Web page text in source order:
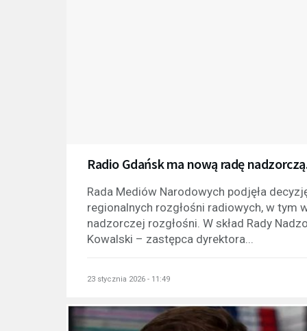
Radio Gdańsk ma nową radę
Rada Mediów Narodowych podjęła
regionalnych rozgłośni radiowych, w tym
nadzorczej rozgłośni. W skład Rady
Kowalski – zastępca dyrektora...
23 stycznia 2026 - 11:49